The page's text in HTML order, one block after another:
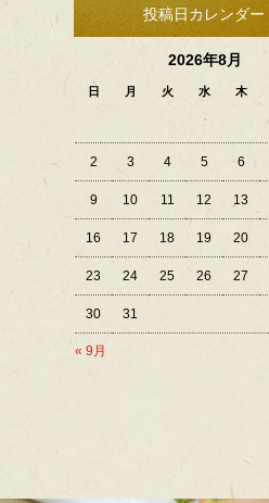
投稿日カレンダー
2026年8月
日 月 火 水 木
« 9月
2 3 4 5 6
9 10 11 12 13
16 17 18 19 20
23 24 25 26 27
30 31